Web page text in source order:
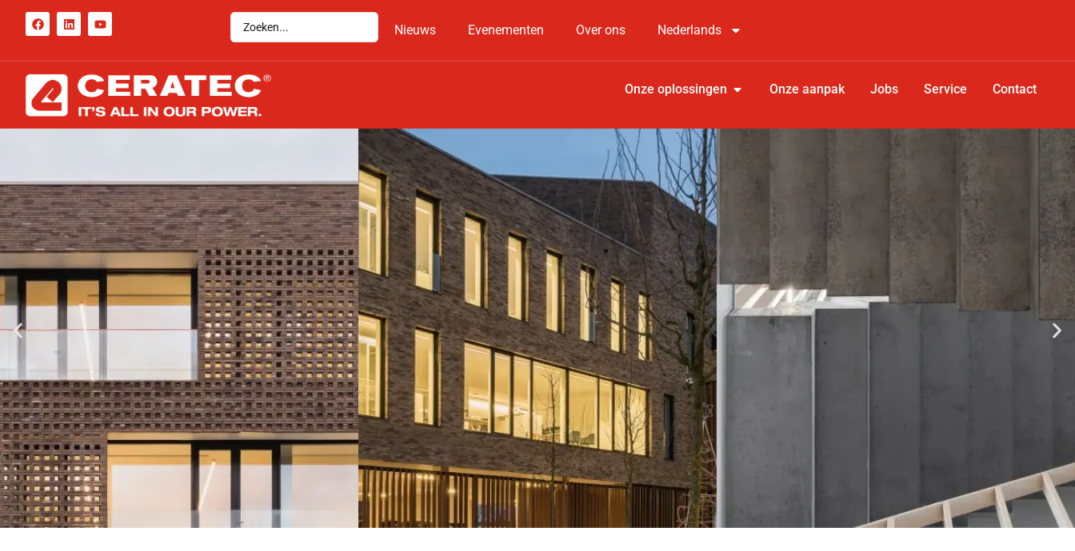
Nieuws Evenementen Over ons Nederlands
Onze oplossingen Onze aanpak Jobs Service Contact